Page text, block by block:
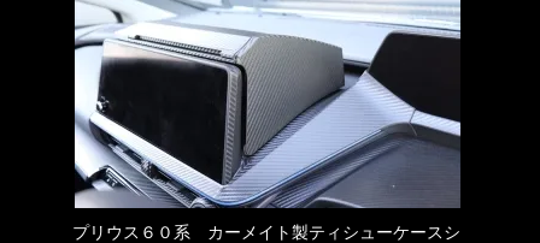
プリウス６０系 カーメイト製ティシューケースシ